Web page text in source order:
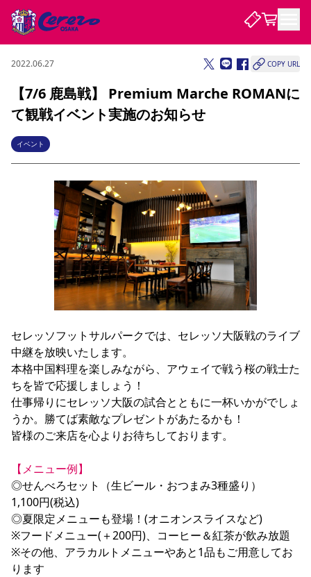
試合・チーム
試合について
試合日程 / 結果
チームについて
選手・スタッフ スケジュール メディア情報 アクセス
レディース
アカデミー
ハナサカプレーヤー 歴代所属選手
観戦する
チケット
チケット情報 販売スケジュール 価格・席種 購入方法
シーズンシート 法人シーズンシート 福祉サービス 団体チケット
特定興行入場券 譲渡サービス リセールサービス
観戦ガイド
初めて観戦ガイド キッズ向けサービス グルメ マッチデープログラム
観戦マナー&ルール
ビジターサポーター観戦ガイド 公式アプリ
スタジアム
DAZNで観戦
DAZNで観戦
アウェイツアー
アウェイツアー
よくある質問
クラブを知る
セレッソ大阪について
クラブ紹介 沿革 シーズン記録 求人情報
サポートする
パートナー企業募集中 セレッソ大阪VISAカード サポートスタッフ
セレッソアイデアちょうだいな 応援商店街
Lise（ライセンスビジネス）
サステナビリティ
サステナビリティポリシー
活動レポート SPORT POSITIVE LEAGUES 取り組み実績
スポーツクラブ
スポーツクラブ
関連団体/施設
長居公園 セレッソフットサルパーク
セレッソスポーツパーク舞洲
YANMAR HANASAKA STADIUM
セレッソ大阪アカデミー 子供のサッカースクール
大人のサッカースクール
ファンクラブ
ファンクラブ
SAKURA SOCIO 招待券引換方法 まいセレチケット 会員規定
婚姻届・出生届・命名書
ニュース
ニュース
すべて チーム グッズ チケット イベント
ファンクラブ
ホームタウン
パートナー スポーツクラブ メディア 30周年
レディース
アカデミー
2022.06.27 COPY URL
【7/6 鹿島戦】 Premium Marche ROMANに
て観戦イベント実施のお知らせ
イベント
セレッソフットサルパークでは、セレッソ大阪戦のライブ
中継を放映いたします。
本格中国料理を楽しみながら、アウェイで戦う桜の戦士た
ちを皆で応援しましょう！
仕事帰りにセレッソ大阪の試合とともに一杯いかがでしょ
うか。勝てば素敵なプレゼントがあたるかも！
皆様のご来店を心よりお待ちしております。
【メニュー例】
◎せんべろセット（生ビール・おつまみ3種盛り）
1,100円(税込)
◎夏限定メニューも登場！(オニオンスライスなど)
※フードメニュー(＋200円)、コーヒー＆紅茶が飲み放題
※その他、アラカルトメニューやあと1品もご用意してお
ります